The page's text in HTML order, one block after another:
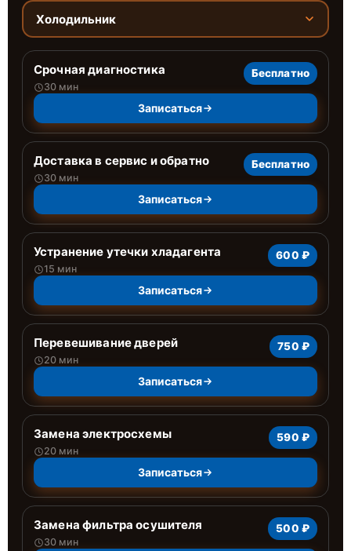
Холодильник
Срочная диагностика
30 мин
Бесплатно
Записаться
Доставка в сервис и обратно
30 мин
Бесплатно
Записаться
Устранение утечки хладагента
15 мин
600 ₽
Записаться
Перевешивание дверей
20 мин
750 ₽
Записаться
Замена электросхемы
20 мин
590 ₽
Записаться
Замена фильтра осушителя
30 мин
500 ₽